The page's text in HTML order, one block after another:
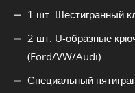
1 шт. Шестигранный
2 шт. U-образные
(Ford/VW/Audi).
Специальный